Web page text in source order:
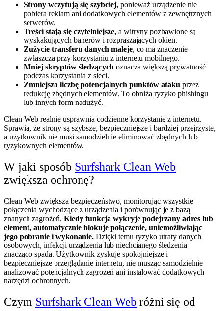
Strony wczytują się szybciej, ponieważ urządzenie nie
pobiera reklam ani dodatkowych elementów z zewnętrznych
serwerów.
Treści stają się czytelniejsze, a witryny pozbawione są
wyskakujących banerów i rozpraszających okien.
Zużycie transferu danych maleje, co ma znaczenie
zwłaszcza przy korzystaniu z internetu mobilnego.
Mniej skryptów śledzących oznacza większą prywatność
podczas korzystania z sieci.
Zmniejsza liczbę potencjalnych punktów ataku przez
redukcję zbędnych elementów. To obniża ryzyko phishingu
lub innych form nadużyć.
Clean Web realnie usprawnia codzienne korzystanie z internetu.
Sprawia, że strony są szybsze, bezpieczniejsze i bardziej przejrzyste,
a użytkownik nie musi samodzielnie eliminować zbędnych lub
ryzykownych elementów.
W jaki sposób Surfshark Clean Web
zwiększa ochronę?
Clean Web zwiększa bezpieczeństwo, monitorując wszystkie
połączenia wychodzące z urządzenia i porównując je z bazą
znanych zagrożeń. Kiedy funkcja wykryje podejrzany adres lub
element, automatycznie blokuje połączenie, uniemożliwiając
jego pobranie i wykonanie. Dzięki temu ryzyko utraty danych
osobowych, infekcji urządzenia lub niechcianego śledzenia
znacząco spada. Użytkownik zyskuje spokojniejsze i
bezpieczniejsze przeglądanie internetu, nie musząc samodzielnie
analizować potencjalnych zagrożeń ani instalować dodatkowych
narzędzi ochronnych.
Czym Surfshark Clean Web różni się od